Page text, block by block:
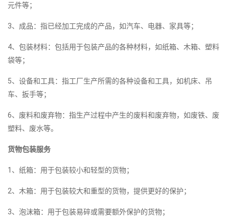
元件等；
3、成品：指已经加工完成的产品，如汽车、电器、家具等；
4、包装材料：包括用于包装产品的各种材料，如纸箱、木箱、塑料
袋等；
5、设备和工具：指工厂生产所需的各种设备和工具，如机床、吊
车、扳手等；
6、废料和废弃物：指生产过程中产生的废料和废弃物，如废铁、废
塑料、废水等。
货物包装服务
1、纸箱：用于包装较小和轻型的货物；
2、木箱：用于包装较大和重型的货物，提供更好的保护；
3、泡沫箱：用于包装易碎或需要额外保护的货物；